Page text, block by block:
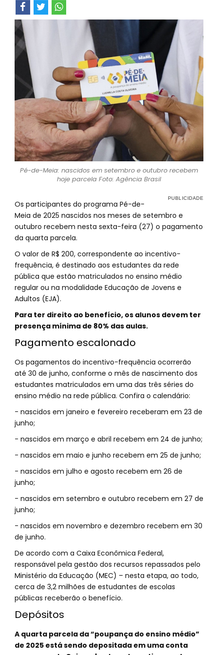
Pé-de-Meia: nascidos em setembro e outubro recebem
hoje parcela Foto: Agência Brasil
Os participantes do programa Pé-de-
Meia de 2025 nascidos nos meses de setembro e
outubro recebem nesta sexta-feira (27) o pagamento
da quarta parcela.
O valor de R$ 200, correspondente ao incentivo-
frequência, é destinado aos estudantes da rede
pública que estão matriculados no ensino médio
regular ou na modalidade Educação de Jovens e
Adultos (EJA).
Para ter direito ao benefício, os alunos devem ter
presença mínima de 80% das aulas.
Pagamento escalonado
Os pagamentos do incentivo-frequência ocorrerão
até 30 de junho, conforme o mês de nascimento dos
estudantes matriculados em uma das três séries do
ensino médio na rede pública. Confira o calendário:
- nascidos em janeiro e fevereiro receberam em 23 de
junho;
- nascidos em março e abril recebem em 24 de junho;
- nascidos em maio e junho recebem em 25 de junho;
- nascidos em julho e agosto recebem em 26 de
junho;
- nascidos em setembro e outubro recebem em 27 de
junho;
- nascidos em novembro e dezembro recebem em 30
de junho.
De acordo com a Caixa Econômica Federal,
responsável pela gestão dos recursos repassados pelo
Ministério da Educação (MEC) – nesta etapa, ao todo,
cerca de 3,2 milhões de estudantes de escolas
públicas receberão o benefício.
Depósitos
A quarta parcela da “poupança do ensino médio”
de 2025 está sendo depositada em uma conta